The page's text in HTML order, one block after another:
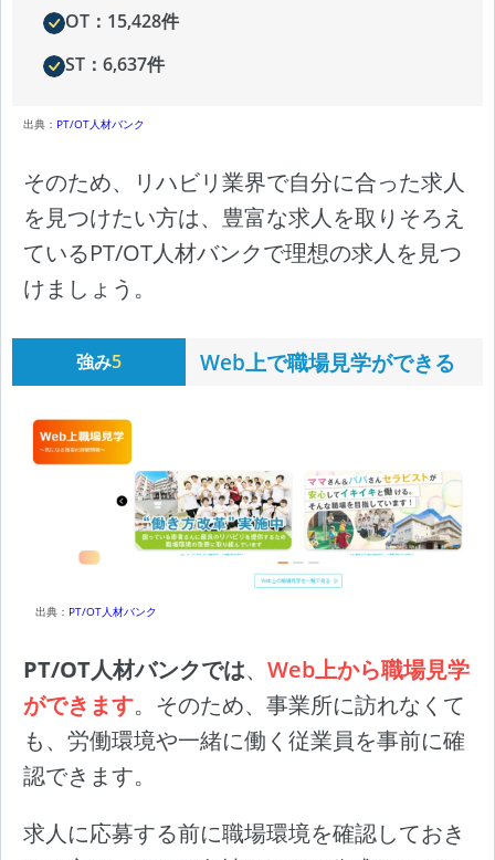
OT：15,428件
ST：6,637件
出典： PT/OT人材バンク
そのため、リハビリ業界で自分に合った求人
を見つけたい方は、豊富な求人を取りそろえ
ているPT/OT人材バンクで理想の求人を見つ
けましょう。
強み5 Web上で職場見学ができる
出典： PT/OT人材バンク
PT/OT人材バンクでは、 Web上から職場見学
ができます。そのため、事業所に訪れなくて
も、労働環境や一緒に働く従業員を事前に確
認できます。
求人に応募する前に職場環境を確認しておき